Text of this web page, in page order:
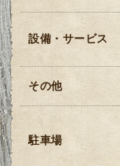
設備・サービス
その他
駐車場